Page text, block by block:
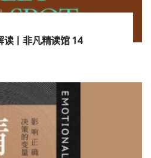
读丨非凡精读馆 14